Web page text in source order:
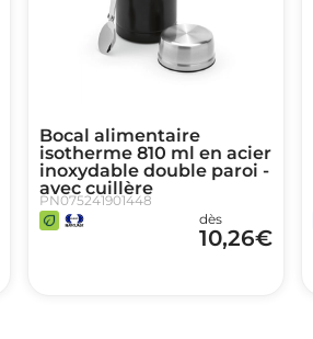
Bocal alimentaire
isotherme 810 ml en acier
inoxydable double paroi -
avec cuillère
PN075241901448
dès
10,26€